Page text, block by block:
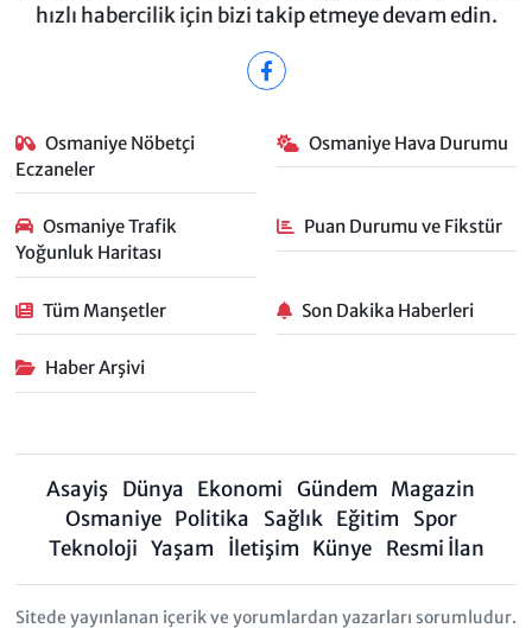
hızlı habercilik için bizi takip etmeye devam edin.
Osmaniye Nöbetçi
Eczaneler
Osmaniye Hava Durumu
Osmaniye Trafik
Yoğunluk Haritası
Puan Durumu ve Fikstür
Tüm Manşetler Son Dakika Haberleri
Haber Arşivi
Asayiş Dünya Ekonomi Gündem Magazin
Osmaniye Politika Sağlık Eğitim
Spor
Teknoloji Yaşam İletişim Künye Resmi İlan
Sitede yayınlanan içerik ve yorumlardan yazarları sorumludur.